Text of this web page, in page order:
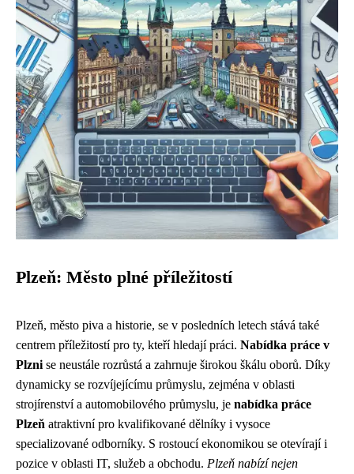
Plzeň: Město plné příležitostí
Plzeň, město piva a historie, se v posledních letech stává také
centrem příležitostí pro ty, kteří hledají práci. Nabídka práce v
Plzni se neustále rozrůstá a zahrnuje širokou škálu oborů. Díky
dynamicky se rozvíjejícímu průmyslu, zejména v oblasti
strojírenství a automobilového průmyslu, je nabídka práce
Plzeň atraktivní pro kvalifikované dělníky i vysoce
specializované odborníky. S rostoucí ekonomikou se otevírají i ​​
pozice v oblasti IT, služeb a obchodu. Plzeň nabízí nejen